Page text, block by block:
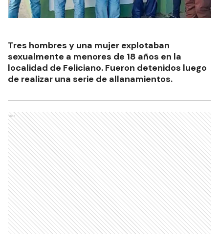
Tres hombres y una mujer explotaban
sexualmente a menores de 18 años en la
localidad de Feliciano. Fueron detenidos luego
de realizar una serie de allanamientos.
Ads